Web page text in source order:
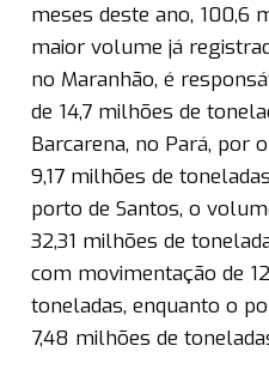
meses deste ano, 100,6
maior volume já
no Maranhão, é
de 14,7 milhões de
Barcarena, no Pará, por
9,17 milhões de
porto de Santos, o
32,31 milhões de
com movimentação de
toneladas, enquanto o
7,48 milhões de